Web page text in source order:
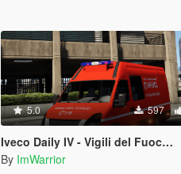
5.0 597
Iveco Daily IV - Vigili del Fuoco 115 AF/UCL (Paintjob | FiveM)
By ImWarrior